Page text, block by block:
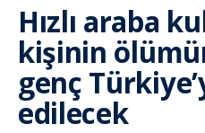
Hızlı araba
kişinin
genç
edilecek